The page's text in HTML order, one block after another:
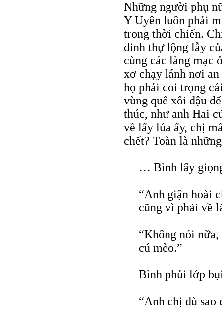
Những người phụ
Y Uyên luôn phải
trong thời chiến.
dinh thự lộng lẫy
cùng các làng mạc
xơ chạy lánh nơi
họ phải coi trọng
vùng quê xôi đậu
thúc, như anh Hai
về lấy lúa ấy, chị
chết? Toàn là
… Bình lấy
“Anh giận hoài
cũng vì phải về
“Không nói
cú mèo.”
Bình phủi lớp
“Anh chị dù